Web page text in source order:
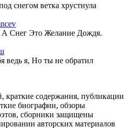
снегом ветка хрустнула
Снег Это Желание Дождя.
ведь я, Но ты не обратил
краткие содержания, публикации
биографии, обзоры
сборники защищены
авторских материалов